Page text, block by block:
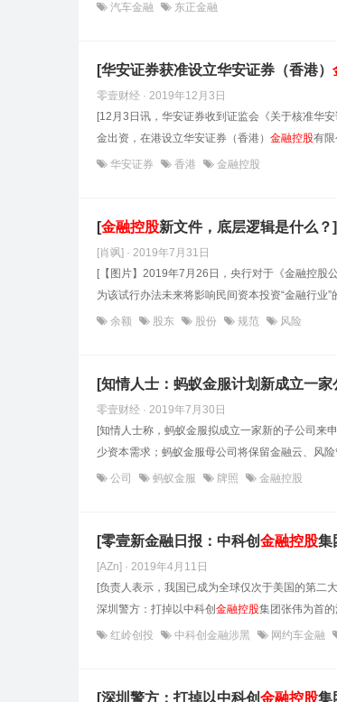
汽车金融 东正金融
[华安证券获准设立华安证券（香港）
零壹财经 · 2019年12月3日
[12月3日讯，华安证券收到证监会《关于核准华
金出资，在港设立华安证券（香港） 金融控股有
华安证券 香港 金融控股
[金融控股新文件，底层逻辑是什么？]
[肖飒] · 2019年7月31日
[【图片】2019年7月26日，央行对于《金融控股
为该试行办法未来将影响民间资本投资“金融行业”
余额 股东 股份 规范 风险
[知情人士：蚂蚁金服计划新成立一家
零壹财经 · 2019年7月30日
[知情人士称，蚂蚁金服拟成立一家新的子公司来
少资本需求；蚂蚁金服母公司将保留金融云、风
公司 蚂蚁金服 牌照 金融控股
[零壹新金融日报：中科创金融控股集
[AZn] · 2019年4月11日
[负责人表示，我国已成为全球仅次于美国的第二
深圳警方：打掉以中科创 金融控股集团张伟为首
红岭创投 中科创金融涉黑 网约车金融
[深圳警方：打掉以中科创金融控股集